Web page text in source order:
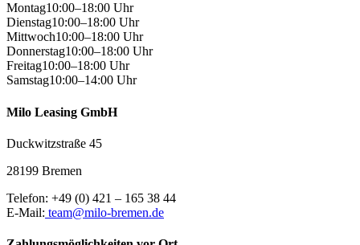
Montag10:00–18:00 Uhr
Dienstag10:00–18:00 Uhr
Mittwoch10:00–18:00 Uhr
Donnerstag10:00–18:00 Uhr
Freitag10:00–18:00 Uhr
Samstag10:00–14:00 Uhr
Milo Leasing GmbH
Duckwitzstraße 45
28199 Bremen
Telefon: +49 (0) 421 – 165 38 44
E-Mail: team@milo-bremen.de